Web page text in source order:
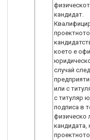
кандидат.
което е
случай
или с
с титуляр
подписа в
физическо
кандидата,